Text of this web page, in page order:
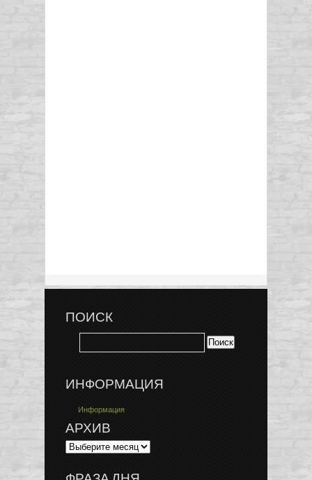
ПОИСК
ИНФОРМАЦИЯ
Информация
АРХИВ